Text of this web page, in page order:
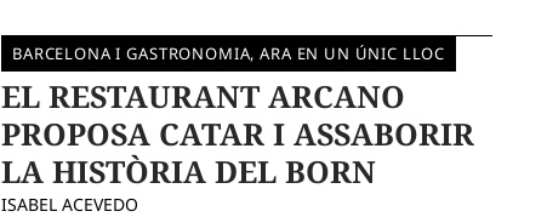
BARCELONA I GASTRONOMIA, ARA EN UN ÚNIC LLOC
EL RESTAURANT ARCANO
PROPOSA CATAR I ASSABORIR
LA HISTÒRIA DEL BORN
ISABEL ACEVEDO